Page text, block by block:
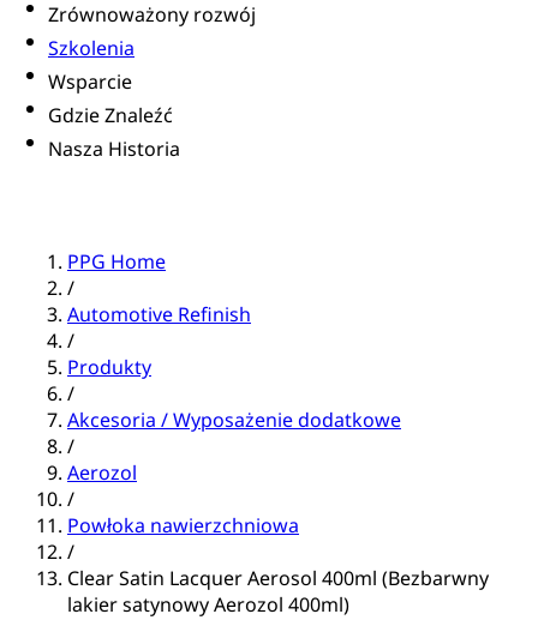
Zrównoważony rozwój
Szkolenia
Wsparcie
Gdzie Znaleźć
Nasza Historia
PPG Home
/
Automotive Refinish
/
Produkty
/
Akcesoria / Wyposażenie dodatkowe
/
Aerozol
/
Powłoka nawierzchniowa
/
Clear Satin Lacquer Aerosol 400ml (Bezbarwny
lakier satynowy Aerozol 400ml)